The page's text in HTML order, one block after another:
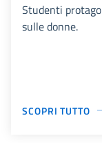
Studenti
sulle donne.
SCOPRI TUTTO